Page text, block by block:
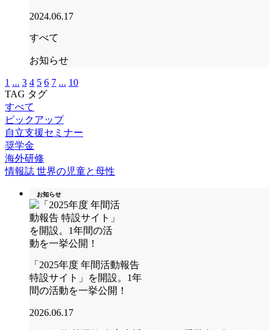
2024.06.17
すべて
お知らせ
1 ... 3 4 5 6 7 ... 10
TAG タグ
すべて
ピックアップ
自立支援セミナー
奨学金
海外研修
情報誌 世界の児童と母性
お知らせ
「2025年度 年間活動報告
特設サイト」を開設。1年
間の活動を一挙公開！
2026.06.17